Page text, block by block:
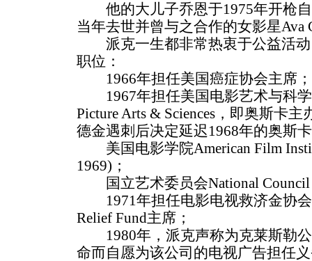
他的大儿子乔恩于1975年开枪自
当年去世并曾与之合作的女影星Ava
派克一生都非常热衷于公益活动
职位：
1966年担任美国癌症协会主席；
1967年担任美国电影艺术与科学
Picture Arts & Sciences，即奥斯卡
德金遇刺后决定延迟1968年的奥斯
美国电影学院American Film
1969)；
国立艺术委员会National Council
1971年担任电影电视救济金协会
Relief Fund主席；
1980年，派克声称为克莱斯勒公
命而自愿为该公司的电视广告担任